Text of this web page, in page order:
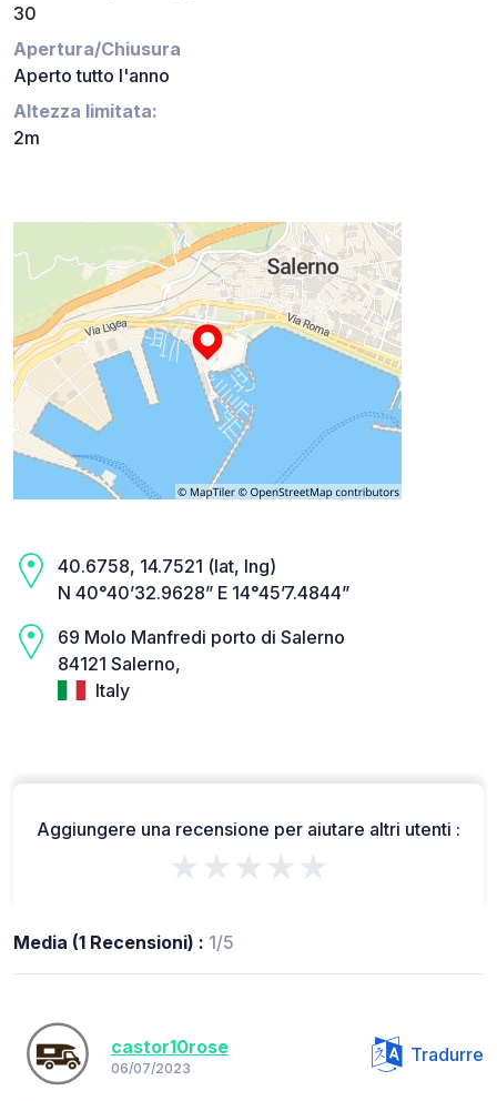
30
Apertura/Chiusura
Aperto tutto l'anno
Altezza limitata:
2m
40.6758, 14.7521 (lat, lng)
N 40°40’32.9628” E 14°45’7.4844”
69 Molo Manfredi porto di Salerno
84121 Salerno,
Italy
Aggiungere una recensione per aiutare altri utenti :
★★★★★
Media (1 Recensioni) : 1/5
castor10rose
06/07/2023
Tradurre